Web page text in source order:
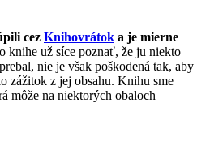
cez Knihovrátok a je mierne
knihe už síce poznať, že ju niekto
nie je však poškodená tak, aby
zážitok z jej obsahu. Knihu sme
môže na niektorých obaloch